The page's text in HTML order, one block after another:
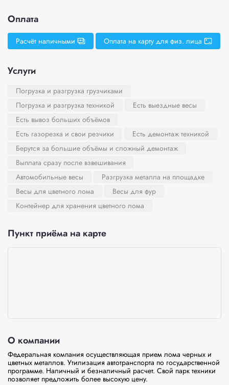
Оплата
Расчёт наличными Оплата на карту для физ. лица
Услуги
Погрузка и разгрузка грузчиками
Погрузка и разгрузка техникой
Есть выездные весы
Есть вывоз больших объёмов
Есть газорезка и свои резчики
Есть демонтаж техникой
Берутся за большие объёмы и сложный демонтаж
Выплата сразу после взвешивания
Автомобильные весы
Разгрузка металла на площадке
Весы для цветного лома
Весы для фур
Контейнер для хранения цветного лома
Пункт приёма на карте
О компании
Федеральная компания осуществляющая прием лома черных и
цветных металлов. Утилизация автотранспорта по государственной
программе. Наличный и безналичный расчет. Свой парк техники
позволяет предложить более высокую цену.